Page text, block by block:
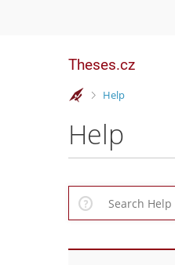
Theses.cz
>Help
Help